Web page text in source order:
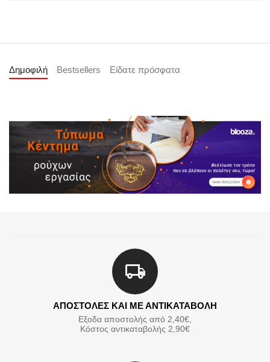
Δημοφιλή Bestsellers Είδατε πρόσφατα
ΑΠΟΣΤΟΛΕΣ ΚΑΙ ΜΕ ΑΝΤΙΚΑΤΑΒΟΛΗ
Εξοδα αποστολής από 2,40€,
Κόστος αντικαταβολής 2,90€